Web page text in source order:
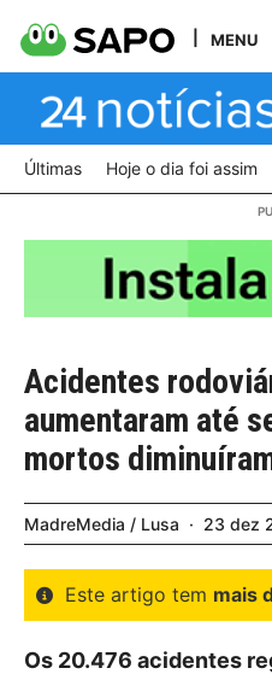
MENU
Últimas Hoje o dia foi assim
Acidentes
aumentaram até
mortos
MadreMedia / Lusa 23 dez
Este artigo tem mais
Os 20.476 acidentes